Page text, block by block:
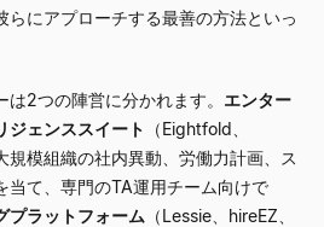
らにアプローチする最善の方法といっ
2つの陣営に分かれます。 エンター
ジェンススイート
（Eightfold、
模組織の社内異動、労働力計画、ス
当て、専門のTA運用チーム向けで
プラットフォーム （Lessie、hireEZ、